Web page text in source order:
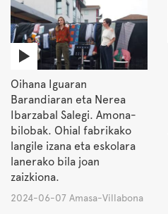
Oihana Iguaran
Barandiaran eta Nerea
Ibarzabal Salegi. Amona-
bilobak. Ohial fabrikako
langile izana eta eskolara
lanerako bila joan
zaizkiona.
2024-06-07 Amasa-Villabona